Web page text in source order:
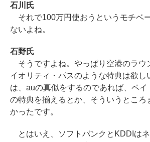
石川氏
それで100万円使おうというモチベ
ないよね。
石野氏
そうですよね。やっぱり空港のラウ
イオリティ・パスのような特典は欲し
は、auの真似をするのであれば、ペ
の特典を揃えるとか、そういうところ
かったです。
とはいえ、ソフトバンクとKDDIは